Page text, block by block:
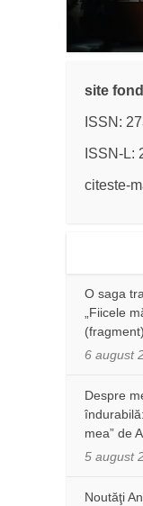
site
ISSN:
ISSN-L:
citeste-
O saga
„Fiicele
(fragment)
6 august
Despre
mea” de
5 august
Noutăţi